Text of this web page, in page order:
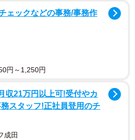
ェックなどの事務/事務作
円～1,250円
収21万円以上可!受付やカ
スタッフ!正社員登用のチ
成田